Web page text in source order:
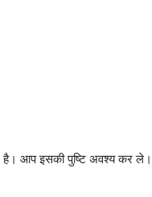
आप इसकी पुष्टि अवश्य कर ले।